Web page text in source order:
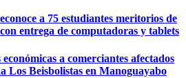
a 75 estudiantes meritorios de
entrega de computadoras y tablets
a comerciantes afectados
Los Beisbolistas en Manoguayabo